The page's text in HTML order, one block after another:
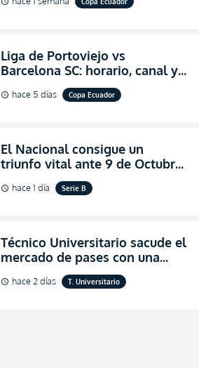
Copa Ecuador 2026
Liga de Portoviejo vs
Barcelona SC: horario, canal y
dónde ver EN VIVO los octavos
de final de la Copa Ecuador
schedule hace 5 días Copa Ecuador
El Nacional consigue un
triunfo vital ante 9 de Octubre
para encender la fe en la
salvación
schedule hace 1 día Serie B
Técnico Universitario sacude el
mercado de pases con una
verdadera revolución para
asegurar la permanencia
schedule hace 2 días T. Universitario